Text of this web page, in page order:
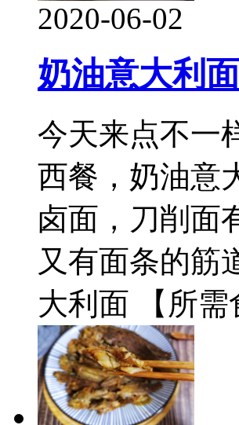
2020-06-02
奶油意大利
今天来点不一
西餐，奶油意
卤面，刀削面
又有面条的筋
大利面 【所需